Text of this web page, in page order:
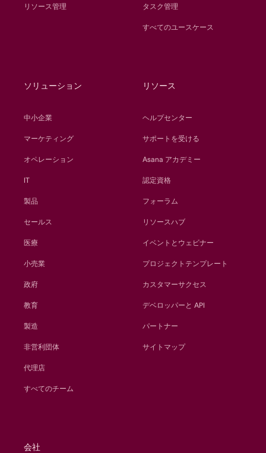
リソース管理 タスク管理
すべてのユースケース
ソリューション
中小企業
マーケティング
オペレーション
IT
製品
セールス
医療
小売業
政府
教育
製造
非営利団体
代理店
すべてのチーム
リソース
ヘルプセンター
サポートを受ける
Asana アカデミー
認定資格
フォーラム
リソースハブ
イベントとウェビナー
プロジェクトテンプレート
カスタマーサクセス
デベロッパーと API
パートナー
サイトマップ
会社